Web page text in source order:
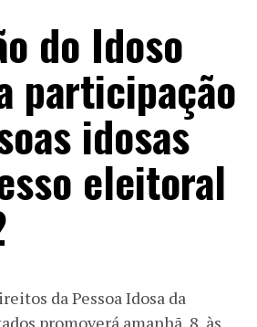
do Idoso
participação
idosas
eleitoral
da Pessoa Idosa da
promoverá amanhã, 8, às